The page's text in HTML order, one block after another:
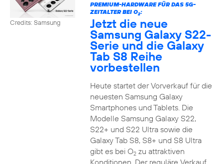
Credits: Samsung
PREMIUM-HARDWARE FÜR DAS 5G-
ZEITALTER BEI O2:
Jetzt die neue
Samsung Galaxy S22-
Serie und die Galaxy
Tab S8 Reihe
vorbestellen
Heute startet der Vorverkauf für die
neuesten Samsung Galaxy
Smartphones und Tablets. Die
Modelle Samsung Galaxy S22,
S22+ und S22 Ultra sowie die
Galaxy Tab S8, S8+ und S8 Ultra
gibt es bei O2zu attraktiven
Konditionen. Der reguläre Verkauf